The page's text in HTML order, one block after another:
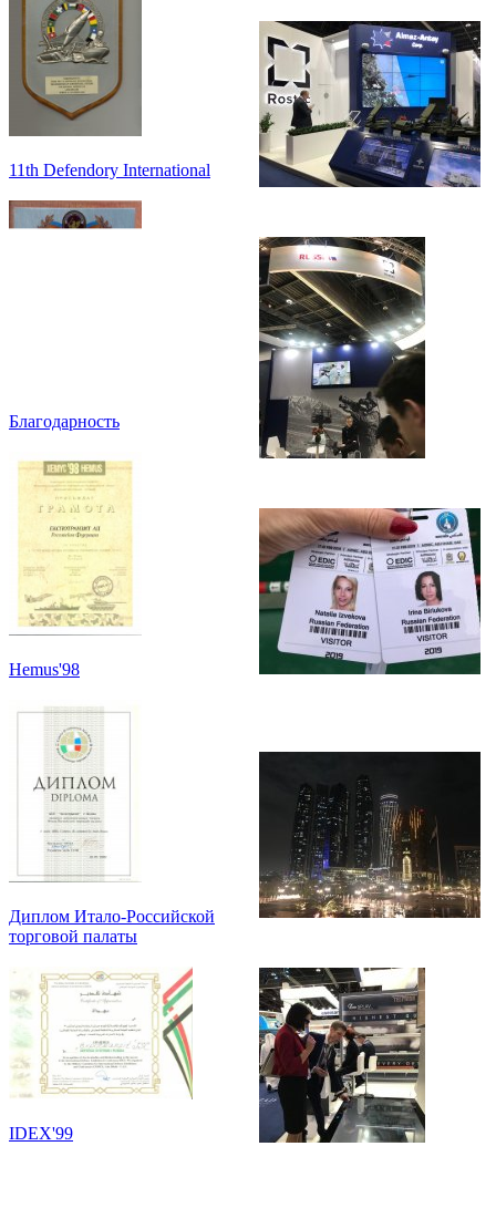
11th Defendory International
Благодарность
Hemus'98
Диплом Итало-Российской
торговой палаты
IDEX'99